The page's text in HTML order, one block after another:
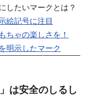
したいマークとは？
絵記号に注目
ちゃの楽しさを！
明示したマーク
は安全のしるし